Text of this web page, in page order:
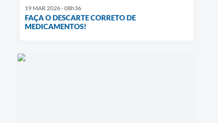
19 MAR 2026 - 08h36
FAÇA O DESCARTE CORRETO DE
MEDICAMENTOS!